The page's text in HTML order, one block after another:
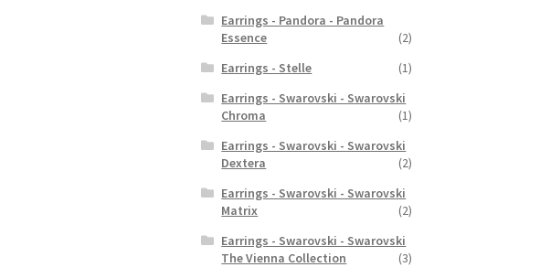
Earrings - Pandora - Pandora
Essence
(2)
Earrings - Stelle
(1)
Earrings - Swarovski - Swarovski
Chroma
(1)
Earrings - Swarovski - Swarovski
Dextera
(2)
Earrings - Swarovski - Swarovski
Matrix
(2)
Earrings - Swarovski - Swarovski
The Vienna Collection
(3)